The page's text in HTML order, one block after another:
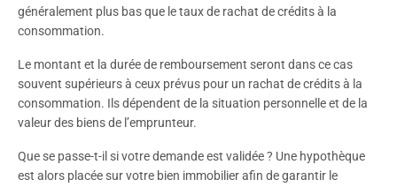
généralement plus bas que le taux de rachat de crédits à la
consommation.
Le montant et la durée de remboursement seront dans ce cas
souvent supérieurs à ceux prévus pour un rachat de crédits à la
consommation. Ils dépendent de la situation personnelle et de la
valeur des biens de l’emprunteur.
Que se passe-t-il si votre demande est validée ? Une hypothèque
est alors placée sur votre bien immobilier afin de garantir le